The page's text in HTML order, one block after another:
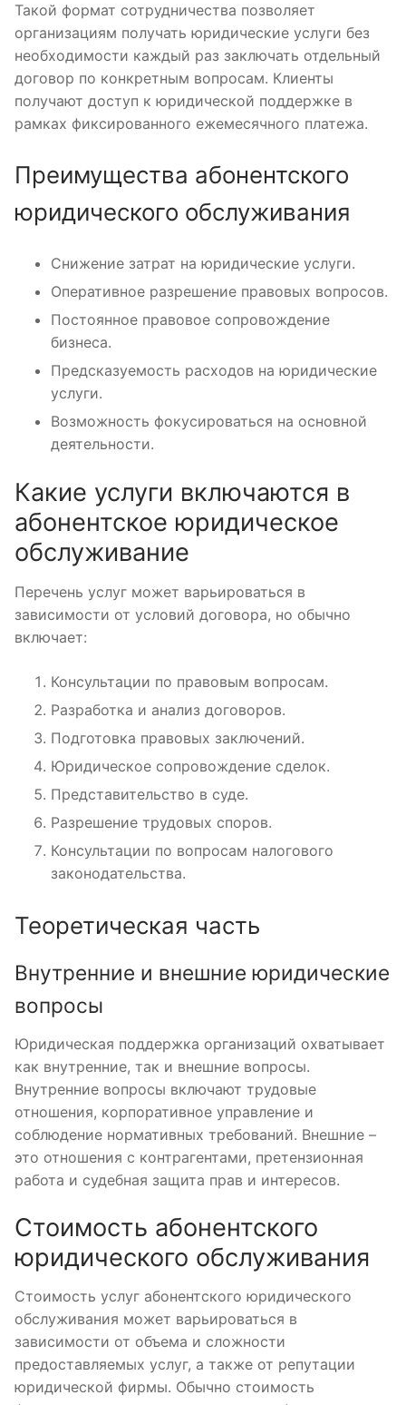
Такой формат сотрудничества позволяет
организациям получать юридические услуги без
необходимости каждый раз заключать отдельный
договор по конкретным вопросам. Клиенты
получают доступ к юридической поддержке в
рамках фиксированного ежемесячного платежа.
Преимущества абонентского
юридического обслуживания
Снижение затрат на юридические услуги.
Оперативное разрешение правовых вопросов.
Постоянное правовое сопровождение
бизнеса.
Предсказуемость расходов на юридические
услуги.
Возможность фокусироваться на основной
деятельности.
Какие услуги включаются в
абонентское юридическое
обслуживание
Перечень услуг может варьироваться в
зависимости от условий договора, но обычно
включает:
Консультации по правовым вопросам.
Разработка и анализ договоров.
Подготовка правовых заключений.
Юридическое сопровождение сделок.
Представительство в суде.
Разрешение трудовых споров.
Консультации по вопросам налогового
законодательства.
Теоретическая часть
Внутренние и внешние юридические
вопросы
Юридическая поддержка организаций охватывает
как внутренние, так и внешние вопросы.
Внутренние вопросы включают трудовые
отношения, корпоративное управление и
соблюдение нормативных требований. Внешние –
это отношения с контрагентами, претензионная
работа и судебная защита прав и интересов.
Стоимость абонентского
юридического обслуживания
Стоимость услуг абонентского юридического
обслуживания может варьироваться в
зависимости от объема и сложности
предоставляемых услуг, а также от репутации
юридической фирмы. Обычно стоимость